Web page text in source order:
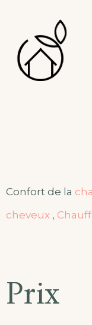
content
Confort de la
cheveux ,
Prix